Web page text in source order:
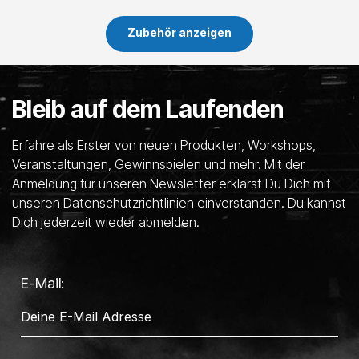
Zubehör anzeigen
Bleib auf dem Laufenden
Erfahre als Erster von neuen Produkten, Workshops,
Veranstaltungen, Gewinnspielen und mehr. Mit der
Anmeldung für unseren Newsletter erklärst Du Dich mit
unseren Datenschutzrichtlinien einverstanden. Du kannst
Dich jederzeit wieder abmelden.
E-Mail: